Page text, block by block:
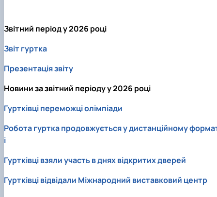
Звітний період у 2026 році
Звіт гуртка
Презентація звіту
Новини за звітний періоду у 2026 році
Гуртківці переможці олімпіади
Робота гуртка продовжується у дистанційному
і
Гуртківці взяли участь в днях відкритих дверей
Гуртківці відвідали Міжнародний виставковий центр